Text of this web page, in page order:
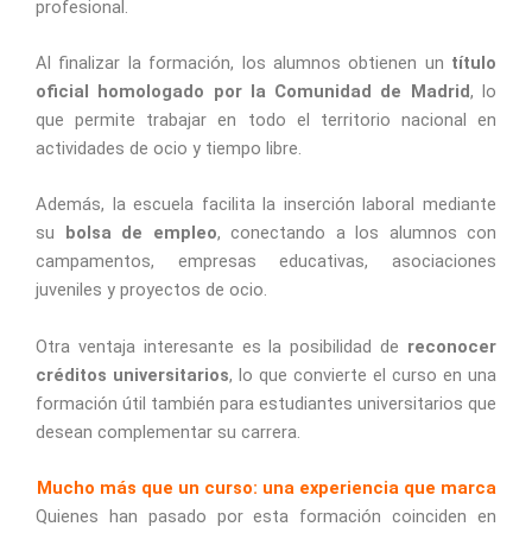
profesional.
Al finalizar la formación, los alumnos obtienen un título
oficial homologado por la Comunidad de Madrid, lo
que permite trabajar en todo el territorio nacional en
actividades de ocio y tiempo libre.
Además, la escuela facilita la inserción laboral mediante
su
bolsa de empleo, conectando a los alumnos con
campamentos, empresas educativas, asociaciones
juveniles y proyectos de ocio.
Otra ventaja interesante es la posibilidad de reconocer
créditos universitarios, lo que convierte el curso en una
formación útil también para estudiantes universitarios que
desean complementar su carrera.
Mucho más que un curso: una experiencia que marca
Quienes han pasado por esta formación coinciden en